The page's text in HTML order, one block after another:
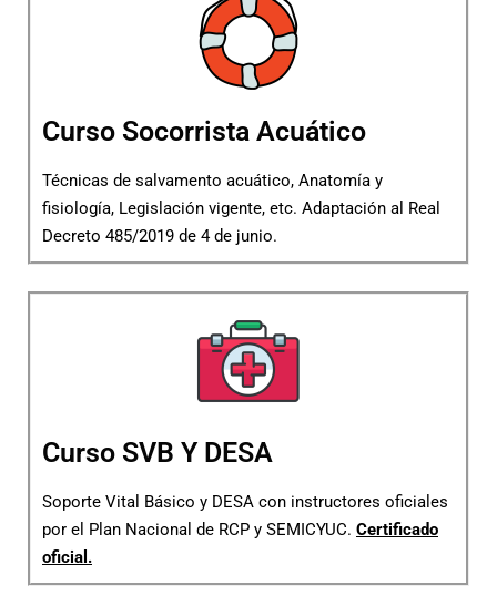
Curso Socorrista Acuático
Técnicas de salvamento acuático, Anatomía y
fisiología, Legislación vigente, etc. Adaptación al Real
Decreto 485/2019 de 4 de junio.
Curso SVB Y DESA
Soporte Vital Básico y DESA con instructores oficiales
por el Plan Nacional de RCP y SEMICYUC. Certificado
oficial.